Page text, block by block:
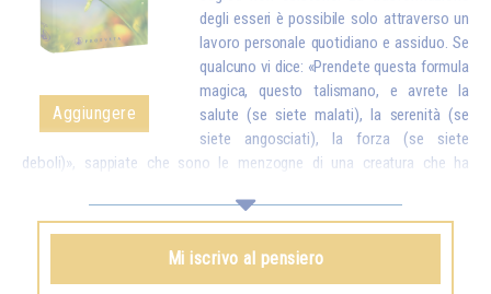
Aggiungere
degli esseri è possibile solo attraverso un
lavoro personale quotidiano e assiduo. Se
qualcuno vi dice: «Prendete questa formula
magica, questo talismano, e avrete la
salute (se siete malati), la serenità (se
siete angosciati), la forza (se siete
deboli)», sappiate che sono le menzogne di una creatura che ha
possibile, ma solo se fate degli sforzi. A quel punto, ciò che avrete
ottenuto sarà talmente stabile che nessuno potrà togliervelo». E
dovete sapere che tutto ciò che si ottiene attraverso procedimenti
magici – ed è vero che ne esistono alcuni di una certa efficacia – non
Mi iscrivo al pensiero